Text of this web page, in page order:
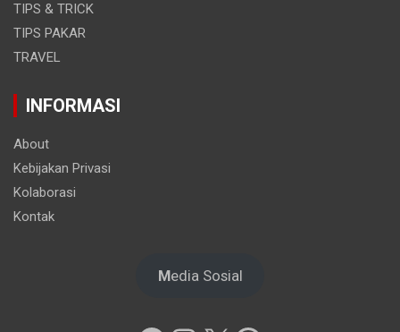
TIPS & TRICK
TIPS PAKAR
TRAVEL
INFORMASI
About
Kebijakan Privasi
Kolaborasi
Kontak
Media Sosial